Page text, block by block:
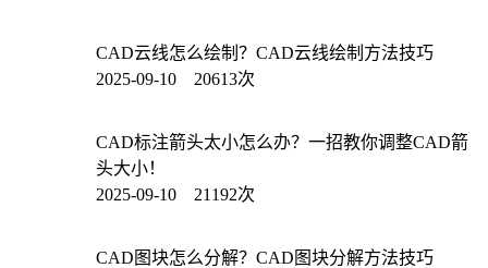
CAD云线怎么绘制？CAD云线绘制方法技巧
2025-09-10 20613次
CAD标注箭头太小怎么办？一招教你调整CAD箭
头大小！
2025-09-10 21192次
CAD图块怎么分解？CAD图块分解方法技巧